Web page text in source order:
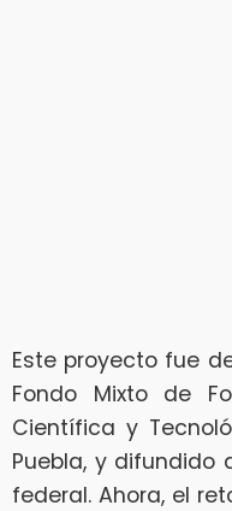
Este proyecto fue
Fondo Mixto de
Científica y
Puebla, y
federal. Ahora, el